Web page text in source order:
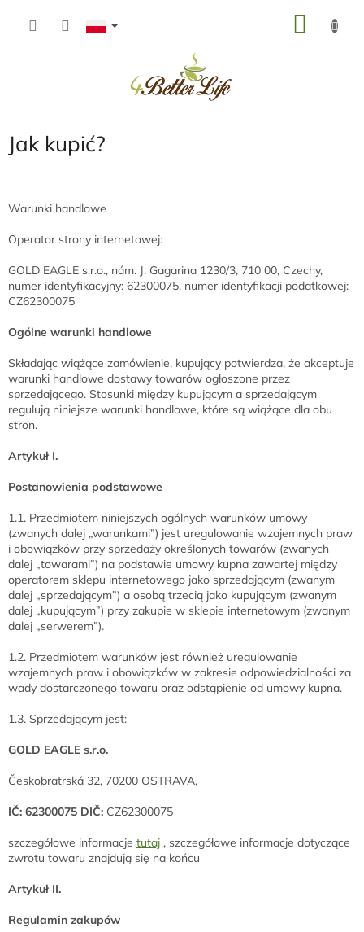
Jak kupić?
Warunki handlowe
Operator strony internetowej:
GOLD EAGLE s.r.o., nám. J. Gagarina 1230/3, 710 00, Czechy,
numer identyfikacyjny: 62300075, numer identyfikacji podatkowej:
CZ62300075
Ogólne warunki handlowe
Składając wiążące zamówienie, kupujący potwierdza, że akceptuje
warunki handlowe dostawy towarów ogłoszone przez
sprzedającego. Stosunki między kupującym a sprzedającym
regulują niniejsze warunki handlowe, które są wiążące dla obu
stron.
Artykuł I.
Postanowienia podstawowe
1.1. Przedmiotem niniejszych ogólnych warunków umowy
(zwanych dalej „warunkami”) jest uregulowanie wzajemnych praw
i obowiązków przy sprzedaży określonych towarów (zwanych
dalej „towarami”) na podstawie umowy kupna zawartej między
operatorem sklepu internetowego jako sprzedającym (zwanym
dalej „sprzedającym”) a osobą trzecią jako kupującym (zwanym
dalej „kupującym”) przy zakupie w sklepie internetowym (zwanym
dalej „serwerem”).
1.2. Przedmiotem warunków jest również uregulowanie
wzajemnych praw i obowiązków w zakresie odpowiedzialności za
wady dostarczonego towaru oraz odstąpienie od umowy kupna.
1.3. Sprzedającym jest:
GOLD EAGLE s.r.o.
Českobratrská 32, 70200 OSTRAVA,
IČ: 62300075 DIČ: CZ62300075
szczegółowe informacje tutaj , szczegółowe informacje dotyczące
zwrotu towaru znajdują się na końcu
Artykuł II.
Regulamin zakupów